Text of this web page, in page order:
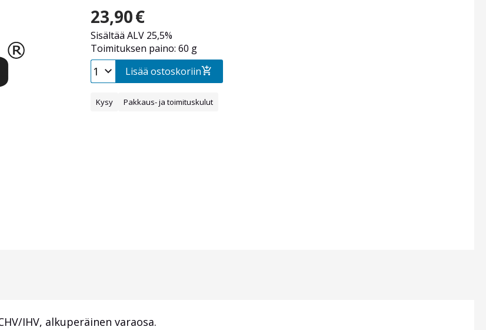
23,90€
Sisältää ALV 25,5%
Toimituksen paino: 60 g
Lisää ostoskoriin
Kysy Pakkaus- ja toimituskulut
IHV, alkuperäinen varaosa.